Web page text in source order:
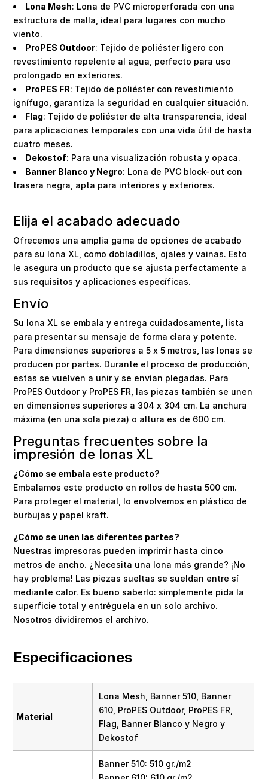
Lona Mesh: Lona de PVC microperforada con una
estructura de malla, ideal para lugares con mucho
viento.
ProPES Outdoor: Tejido de poliéster ligero con
revestimiento repelente al agua, perfecto para uso
prolongado en exteriores.
ProPES FR: Tejido de poliéster con revestimiento
ignífugo, garantiza la seguridad en cualquier situación.
Flag: Tejido de poliéster de alta transparencia, ideal
para aplicaciones temporales con una vida útil de hasta
cuatro meses.
Dekostof: Para una visualización robusta y opaca.
Banner Blanco y Negro: Lona de PVC block-out con
trasera negra, apta para interiores y exteriores.
Elija el acabado adecuado
Ofrecemos una amplia gama de opciones de acabado
para su lona XL, como dobladillos, ojales y vainas. Esto
le asegura un producto que se ajusta perfectamente a
sus requisitos y aplicaciones específicas.
Envío
Su lona XL se embala y entrega cuidadosamente, lista
para presentar su mensaje de forma clara y potente.
Para dimensiones superiores a 5 x 5 metros, las lonas se
producen por partes. Durante el proceso de producción,
estas se vuelven a unir y se envían plegadas. Para
ProPES Outdoor y ProPES FR, las piezas también se unen
en dimensiones superiores a 304 x 304 cm. La anchura
máxima (en una sola pieza) o altura es de 600 cm.
Preguntas frecuentes sobre la
impresión de lonas XL
¿Cómo se embala este producto?
Embalamos este producto en rollos de hasta 500 cm.
Para proteger el material, lo envolvemos en plástico de
burbujas y papel kraft.
¿Cómo se unen las diferentes partes?
Nuestras impresoras pueden imprimir hasta cinco
metros de ancho. ¿Necesita una lona más grande? ¡No
hay problema! Las piezas sueltas se sueldan entre sí
mediante calor. Es bueno saberlo: simplemente pida la
superficie total y entréguela en un solo archivo.
Nosotros dividiremos el archivo.
Especificaciones
Material
Lona Mesh, Banner 510, Banner
610, ProPES Outdoor, ProPES FR,
Flag, Banner Blanco y Negro y
Dekostof
Banner 510: 510 gr./m2